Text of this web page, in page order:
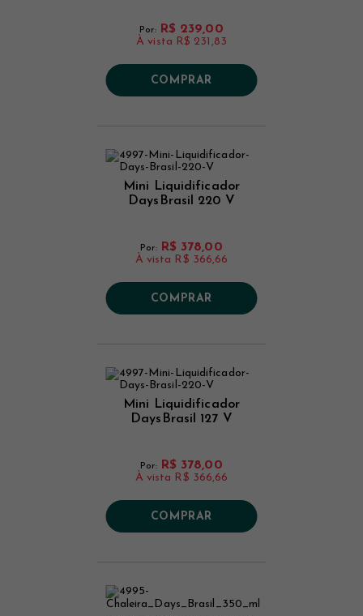
Por: R$ 239,00
À vista R$ 231,83
COMPRAR
Mini Liquidificador
DaysBrasil 220 V
Por: R$ 378,00
À vista R$ 366,66
COMPRAR
Mini Liquidificador
DaysBrasil 127 V
Por: R$ 378,00
À vista R$ 366,66
COMPRAR